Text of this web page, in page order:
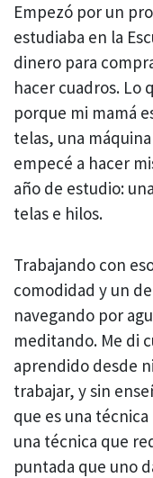
Empezó por un
estudiaba en la
dinero para
hacer cuadros. Lo
porque mi mamá
telas, una
empecé a hacer
año de estudio:
telas e hilos.
Trabajando con
comodidad y un
navegando por
meditando. Me di
aprendido desde
trabajar, y sin
que es una
una técnica que
puntada que uno